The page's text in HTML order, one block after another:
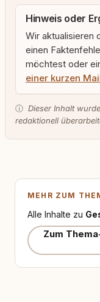
Hinweis oder
Wir aktualisieren
einen
möchtest oder
einer kurzen
ⓘ Dieser Inhalt
redaktionell
MEHR ZUM
Alle Inhalte zu
Zum